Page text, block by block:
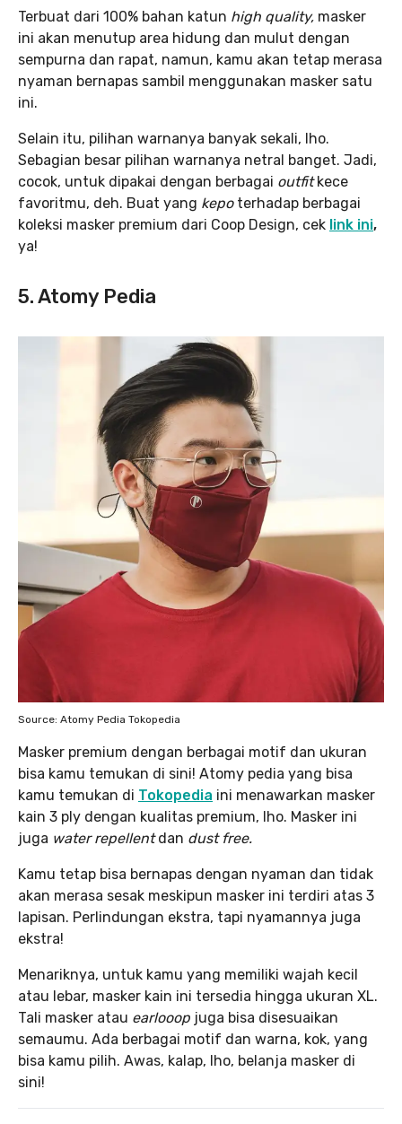
Terbuat dari 100% bahan katun high quality, masker
ini akan menutup area hidung dan mulut dengan
sempurna dan rapat, namun, kamu akan tetap merasa
nyaman bernapas sambil menggunakan masker satu
ini.
Selain itu, pilihan warnanya banyak sekali, lho.
Sebagian besar pilihan warnanya netral banget. Jadi,
cocok, untuk dipakai dengan berbagai outfitkece
favoritmu, deh. Buat yang kepoterhadap berbagai
koleksi masker premium dari Coop Design, cek link ini,
ya!
5. Atomy Pedia
Source: Atomy Pedia Tokopedia
Masker premium dengan berbagai motif dan ukuran
bisa kamu temukan di sini! Atomy pedia yang bisa
kamu temukan di Tokopedia ini menawarkan masker
kain 3 ply dengan kualitas premium, lho. Masker ini
juga water repellentdan dust free.
Kamu tetap bisa bernapas dengan nyaman dan tidak
akan merasa sesak meskipun masker ini terdiri atas 3
lapisan. Perlindungan ekstra, tapi nyamannya juga
ekstra!
Menariknya, untuk kamu yang memiliki wajah kecil
atau lebar, masker kain ini tersedia hingga ukuran XL.
Tali masker atau earlooop juga bisa disesuaikan
semaumu. Ada berbagai motif dan warna, kok, yang
bisa kamu pilih. Awas, kalap, lho, belanja masker di
sini!